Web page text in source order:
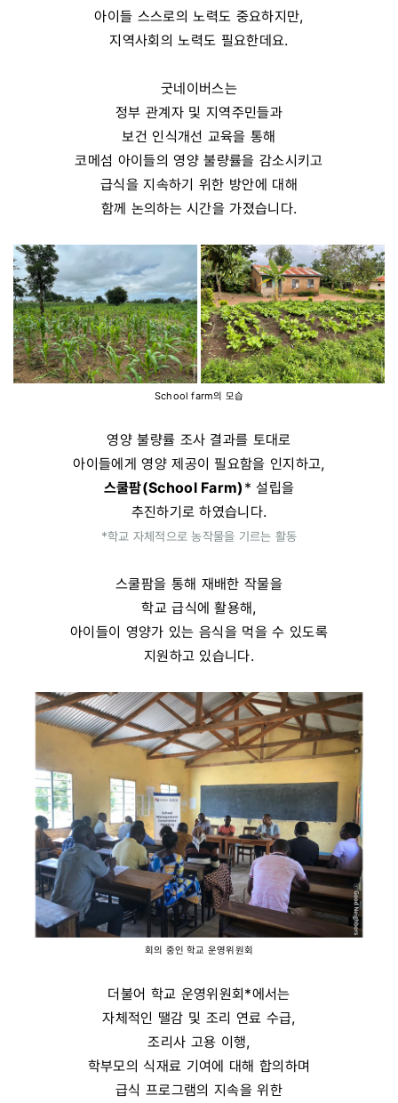
아이들 스스로의 노력도 중요하지만,
지역사회의 노력도 필요한데요.
굿네이버스는
정부 관계자 및 지역주민들과
보건 인식개선 교육을 통해
코메섬 아이들의 영양 불량률을 감소시키고
급식을 지속하기 위한 방안에 대해
함께 논의하는 시간을 가졌습니다.
School farm의 모습
영양 불량률 조사 결과를 토대로
아이들에게 영양 제공이 필요함을 인지하고,
스쿨팜(School Farm) * 설립을
추진하기로 하였습니다.
*학교 자체적으로 농작물을 기르는 활동
스쿨팜을 통해 재배한 작물을
학교 급식에 활용해,
아이들이 영양가 있는 음식을 먹을 수 있도록
지원하고 있습니다.
회의 중인 학교 운영위원회
더불어 학교 운영위원회*에서는
자체적인 땔감 및 조리 연료 수급,
조리사 고용 이행,
학부모의 식재료 기여에 대해 합의하며
급식 프로그램의 지속을 위한